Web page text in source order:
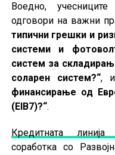
Воедно,
одговори на важни
типични грешки и
системи и
систем за
соларен систем?“,
финансирање од
(EIB7)?“.
Кредитната линија
соработка со